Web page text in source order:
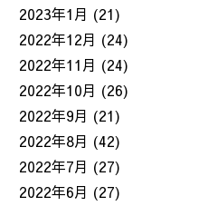
2023年1月 (21)
2022年12月 (24)
2022年11月 (24)
2022年10月 (26)
2022年9月 (21)
2022年8月 (42)
2022年7月 (27)
2022年6月 (27)